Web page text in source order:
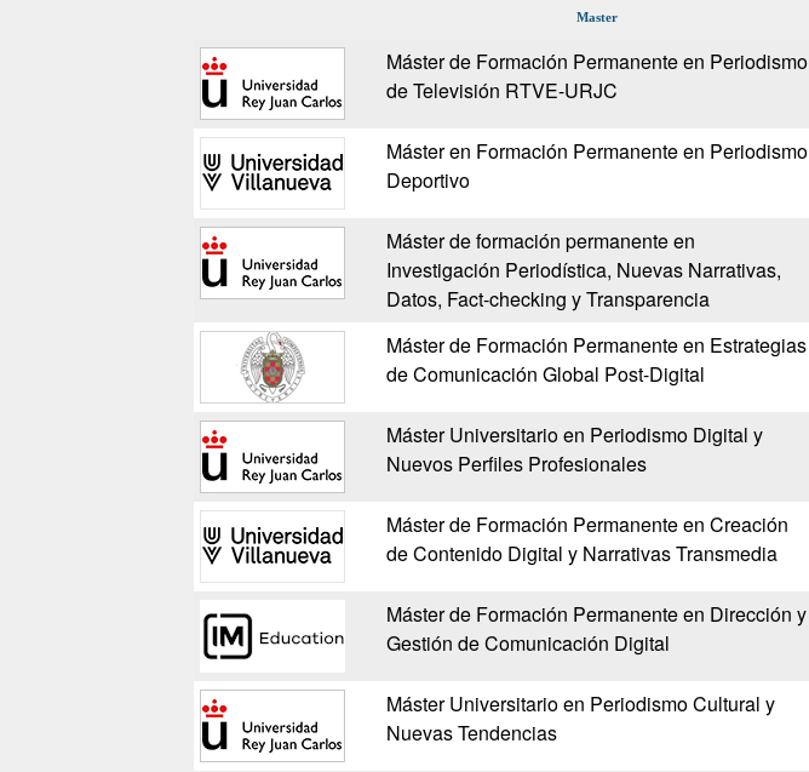
Master
Máster de Formación Permanente en Periodismo
de Televisión RTVE-URJC
Máster en Formación Permanente en Periodismo
Deportivo
Máster de formación permanente en
Investigación Periodística, Nuevas Narrativas,
Datos, Fact-checking y Transparencia
Máster de Formación Permanente en Estrategias
de Comunicación Global Post-Digital
Máster Universitario en Periodismo Digital y
Nuevos Perfiles Profesionales
Máster de Formación Permanente en Creación
de Contenido Digital y Narrativas Transmedia
Máster de Formación Permanente en Dirección y
Gestión de Comunicación Digital
Máster Universitario en Periodismo Cultural y
Nuevas Tendencias